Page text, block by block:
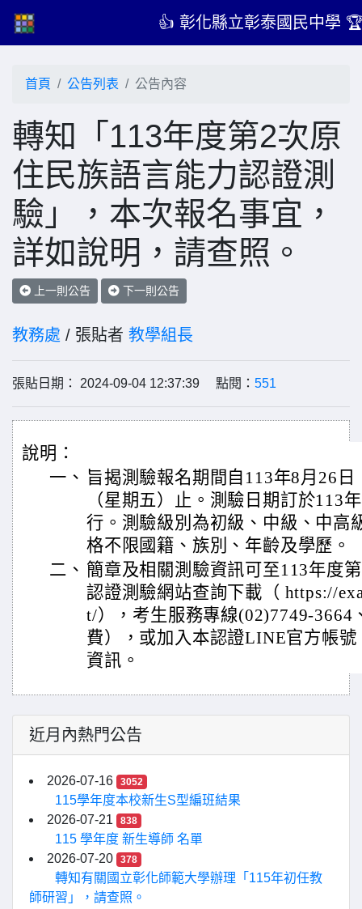
👍 彰化縣立彰泰國民中學
首頁 公告列表 公告內容
轉知「113年度第2次原
住民族語言能力認證測
驗」，本次報名事宜，
詳如說明，請查照。
上一則公告 下一則公告
教務處 / 張貼者 教學組長
張貼日期： 2024-09-04 12:37:39 點閱： 551
說明：
一、 旨揭測驗報名期間自113年8月26
（星期五）止。測驗日期訂於113
行。測驗級別為初級、中級、中高
格不限國籍、族別、年齡及學歷。
二、 簡章及相關測驗資訊可至113年度
認證測驗網站查詢下載（ https://
t/），考生服務專線(02)7749-3664
費），或加入本認證LINE官方帳號
資訊。
近月內熱門公告
2026-07-16 3052
115學年度本校新生S型編班結果
2026-07-21
838
115 學年度 新生導師 名單
2026-07-20
378
轉知有關國立彰化師範大學辦理「115年初任教
師研習」，請查照。